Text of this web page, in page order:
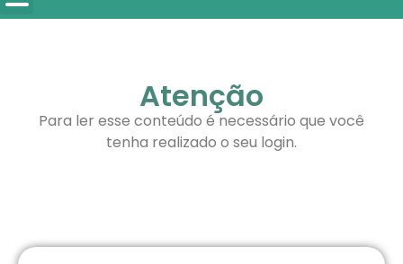
Atenção
Para ler esse conteúdo é necessário que você
tenha realizado o seu login.